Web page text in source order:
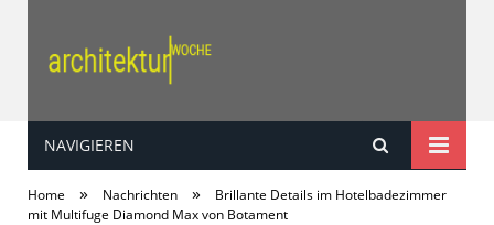
architektur | woche
NAVIGIEREN
Home » Nachrichten »
Brillante Details im Hotelbadezimmer
mit Multifuge Diamond Max von Botament